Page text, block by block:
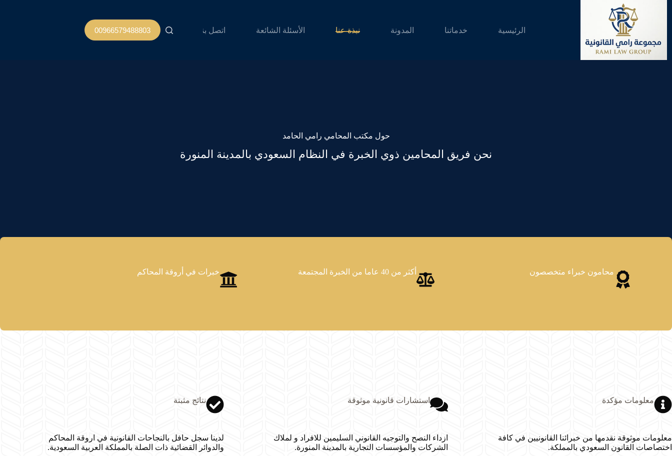
الرئيسية خدماتنا المدونة نبذة عنا الأسئلة الشائعة اتصل بنا 00966579488803
حول مكتب المحامي رامي الحامد
نحن فريق المحامين ذوي الخبرة في النظام السعودي بالمدينة المنورة
محامون خبراء متخصصون أكثر من 40 عاما من الخبرة المجتمعة خبرات في أروقة المحاكم
معلومات مؤكدة
معلومات موثوقة نقدمها من خبرائنا القانونيين في كافة
اختصاصات القانون السعودي بالمملكة.
استشارات قانونية موثوقة
ازداء النصح والتوجيه القانوني السليمين للافراد و لملاك
الشركات والمؤسسات التجارية بالمدينة المنورة.
نتائج مثبتة
لدينا سجل حافل بالنجاحات القانونية في اروقة المحاكم
والدوائر القضائية ذات الصلة بالمملكة العربية السعودية.